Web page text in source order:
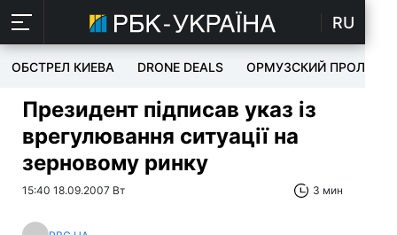
RU
ОБСТРЕЛ КИЕВА DRONE DEALS ОРМУЗСКИЙ ПРОЛИВ
Президент підписав указ із
врегулювання ситуації на
зерновому ринку
15:40 18.09.2007 Вт 3 мин